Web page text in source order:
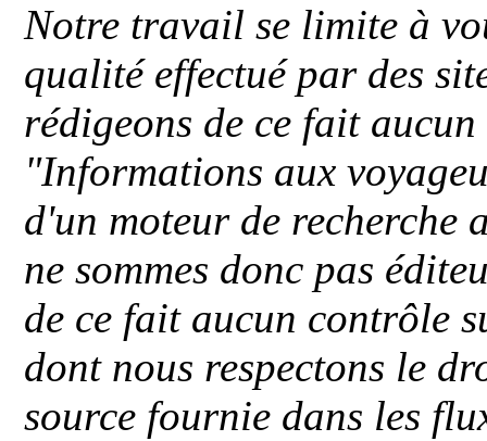
Notre travail se limite à
qualité effectué par des
rédigeons de ce fait
"Informations aux
d'un moteur de recherche
ne sommes donc pas
de ce fait aucun contrôle
dont nous respectons le
source fournie dans les